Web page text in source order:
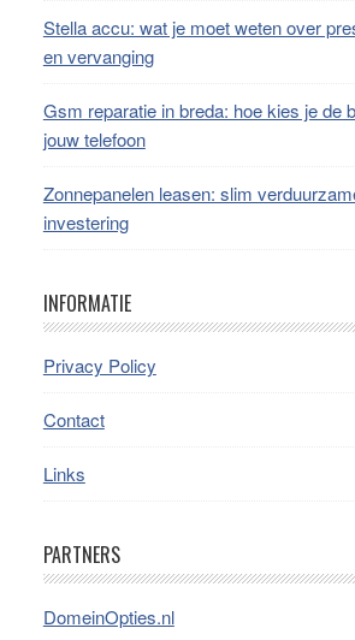
Stella accu: wat je moet weten over
en vervanging
Gsm reparatie in breda: hoe kies je de
jouw telefoon
Zonnepanelen leasen: slim
investering
INFORMATIE
Privacy Policy
Contact
Links
PARTNERS
DomeinOpties.nl